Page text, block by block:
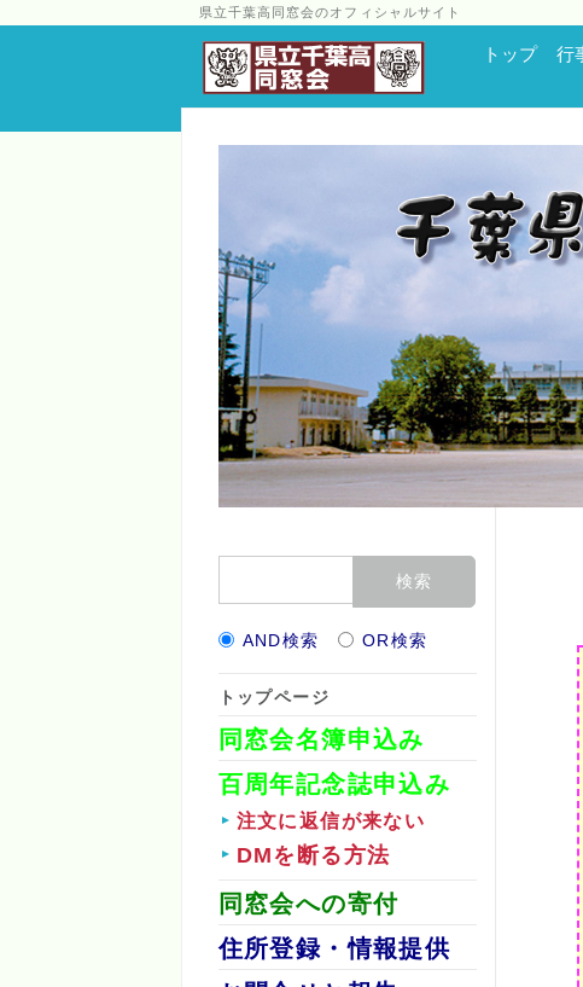
県立千葉高同窓会のオフィシャルサイト
トップ 行
AND検索 OR検索
トップページ
同窓会名簿申込み
百周年記念誌申込み
注文に返信が来ない
DMを断る方法
同窓会への寄付
住所登録・情報提供